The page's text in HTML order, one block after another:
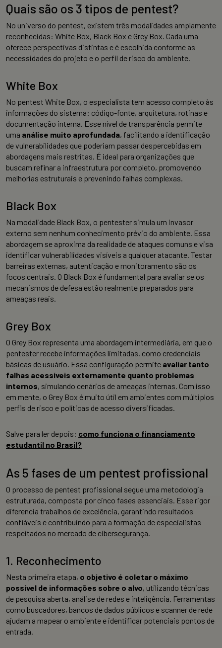
Quais são os 3 tipos de pentest?
No universo do pentest, existem três modalidades amplamente
reconhecidas: White Box, Black Box e Grey Box. Cada uma
oferece perspectivas distintas e é escolhida conforme as
necessidades do projeto e o perfil de risco do ambiente.
White Box
No pentest White Box, o especialista tem acesso completo às
informações do sistema: código-fonte, arquitetura, rotinas e
documentação interna. Esse nível de transparência permite
uma análise muito aprofundada, facilitando a identificação
de vulnerabilidades que poderiam passar despercebidas em
abordagens mais restritas. É ideal para organizações que
buscam refinar a infraestrutura por completo, promovendo
melhorias estruturais e prevenindo falhas complexas.
Black Box
Na modalidade Black Box, o pentester simula um invasor
externo sem nenhum conhecimento prévio do ambiente. Essa
abordagem se aproxima da realidade de ataques comuns e visa
identificar vulnerabilidades visíveis a qualquer atacante. Testar
barreiras externas, autenticação e monitoramento são os
focos centrais. O Black Box é fundamental para avaliar se os
mecanismos de defesa estão realmente preparados para
ameaças reais.
Grey Box
O Grey Box representa uma abordagem intermediária, em que o
pentester recebe informações limitadas, como credenciais
básicas de usuário. Essa configuração permite avaliar tanto
falhas acessíveis externamente quanto problemas
internos, simulando cenários de ameaças internas. Com isso
em mente, o Grey Box é muito útil em ambientes com múltiplos
perfis de risco e políticas de acesso diversificadas.
Salve para ler depois: como funciona o financiamento
estudantil no Brasil?
As 5 fases de um pentest profissional
O processo de pentest profissional segue uma metodologia
estruturada, composta por cinco fases essenciais. Esse rigor
diferencia trabalhos de excelência, garantindo resultados
confiáveis e contribuindo para a formação de especialistas
respeitados no mercado de cibersegurança.
1. Reconhecimento
Nesta primeira etapa, o objetivo é coletar o máximo
possível de informações sobre o alvo, utilizando técnicas
de pesquisa aberta, análise de redes e inteligência. Ferramentas
como buscadores, bancos de dados públicos e scanner de rede
ajudam a mapear o ambiente e identificar potenciais pontos de
entrada.